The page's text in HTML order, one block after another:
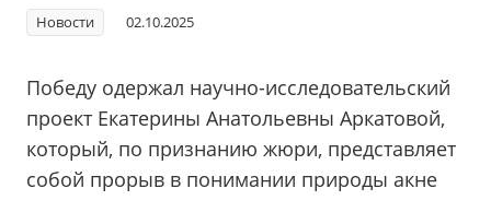
Новости 02.10.2025
Победу одержал научно-исследовательский
проект Екатерины Анатольевны Аркатовой,
который, по признанию жюри, представляет
собой прорыв в понимании природы акне